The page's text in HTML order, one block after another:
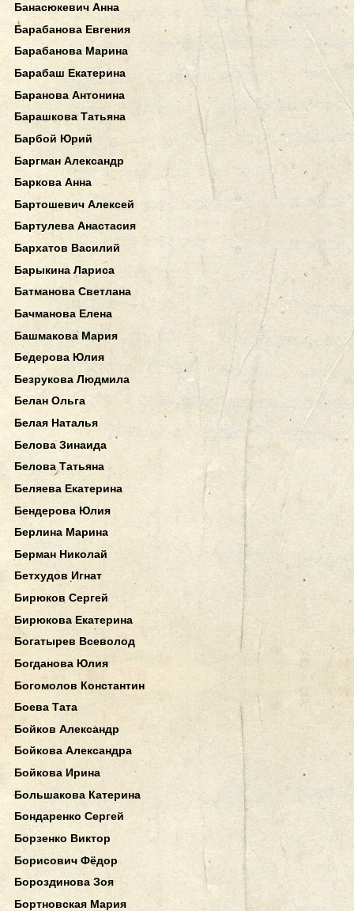
Банасюкевич Анна
Барабанова Евгения
Барабанова Марина
Барабаш Екатерина
Баранова Антонина
Барашкова Татьяна
Барбой Юрий
Баргман Александр
Баркова Анна
Бартошевич Алексей
Бартулева Анастасия
Бархатов Василий
Барыкина Лариса
Батманова Светлана
Бачманова Елена
Башмакова Мария
Бедерова Юлия
Безрукова Людмила
Белан Ольга
Белая Наталья
Белова Зинаида
Белова Татьяна
Беляева Екатерина
Бендерова Юлия
Берлина Марина
Берман Николай
Бетхудов Игнат
Бирюков Сергей
Бирюкова Екатерина
Богатырев Всеволод
Богданова Юлия
Богомолов Константин
Боева Тата
Бойков Александр
Бойкова Александра
Бойкова Ирина
Большакова Катерина
Бондаренко Сергей
Борзенко Виктор
Борисович Фёдор
Бороздинова Зоя
Бортновская Мария